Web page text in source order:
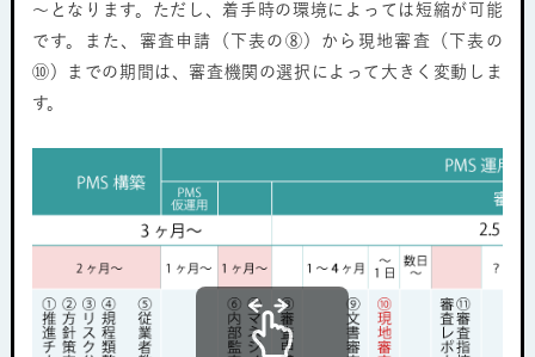
～となります。ただし、着手時の環境によっては短縮が可能
です。また、審査申請（下表の⑧）から現地審査（下表の
⑩）までの期間は、審査機関の選択によって大きく変動しま
す。